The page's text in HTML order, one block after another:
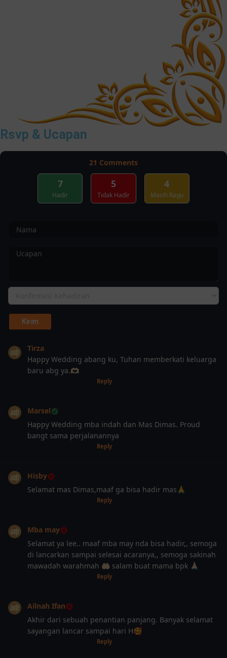
Rsvp & Ucapan
21 Comments
7
Hadir
5
Tidak Hadir
4
Masih Ragu
Tirza
Happy Wedding abang ku, Tuhan memberkati keluarga
baru abg ya.🫶🏻
Reply
Marsel
Happy Wedding mba indah dan Mas Dimas. Proud
bangt sama perjalanannya
Reply
Hisby
Selamat mas Dimas,maaf ga bisa hadir mas🙏
Reply
Mba may
Selamat ya lee.. maaf mba may nda bisa hadir,, semoga
di lancarkan sampai selesai acaranya,, semoga sakinah
mawadah warahmah 🤲🏻 salam buat mama bpk 🙏🏻
Reply
Ailnah Ifan
Akhir dari sebuah penantian panjang. Banyak selamat
sayangan lancar sampai hari H🥰
Reply
❄